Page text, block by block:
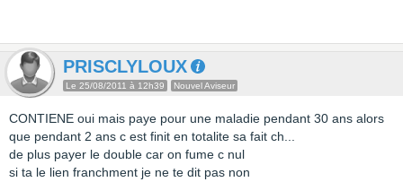
PRISCLYLOUX
Le 25/08/2011 à 12h39 Nouvel Aviseur
CONTIENE oui mais paye pour une maladie pendant 30 ans alors
que pendant 2 ans c est finit en totalite sa fait ch...
de plus payer le double car on fume c nul
si ta le lien franchment je ne te dit pas non